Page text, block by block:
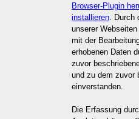
Browser-Plugin
installieren. Durch
unserer
mit der
erhobenen Daten
zuvor
und zu dem zuvor
einverstanden.
Die Erfassung